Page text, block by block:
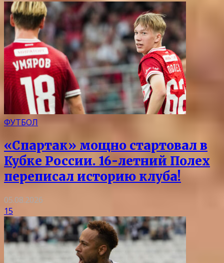
ФУТБОЛ
«Спартак» мощно стартовал в
Кубке России. 16-летний Полех
переписал историю клуба!
05.08.2026
15